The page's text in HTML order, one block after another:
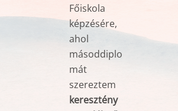
Főiskola
képzésére,
ahol
másoddiplo
mát
szereztem
keresztény